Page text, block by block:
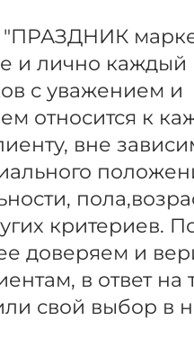
и лично каждый
с уважением и
относится к
вне
критериев.
доверяем и
в ответ на
свой выбор в